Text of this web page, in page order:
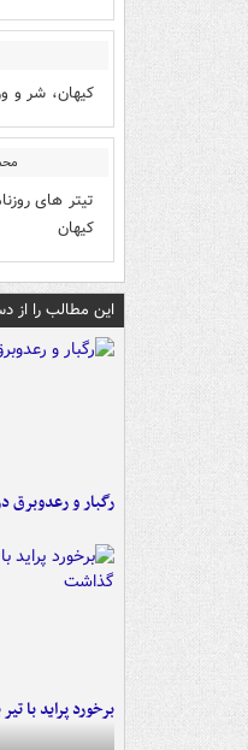
کیهان، شر و
تیتر های
کیهان
این مطالب را از
رگبار و رعدوبرق
برخورد پراید با تیر برق ۲ فوتی بر